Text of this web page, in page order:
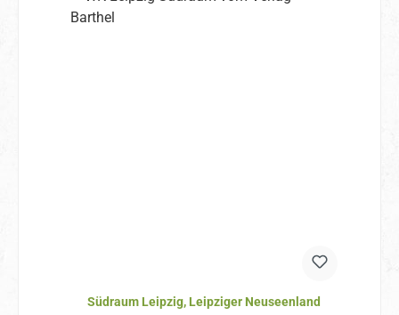
Südraum Leipzig, Leipziger Neuseenland